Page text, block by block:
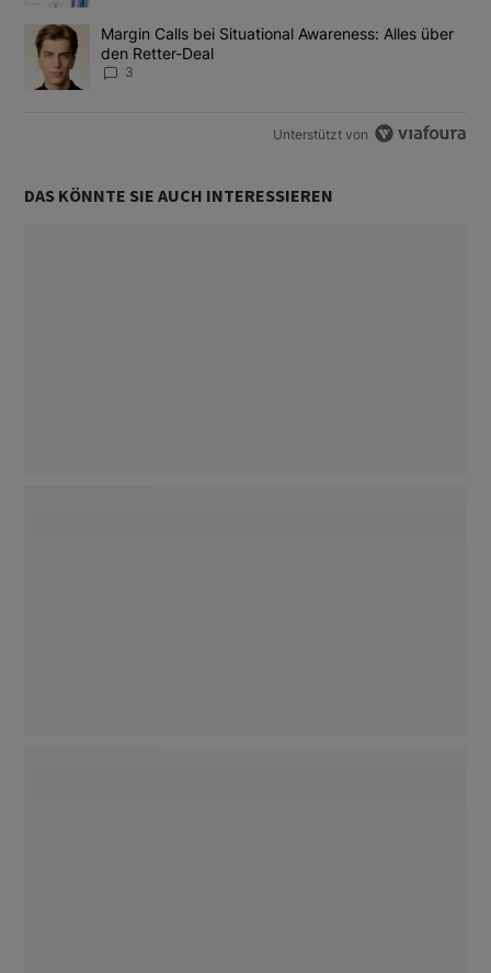
Ein Trendartikel mit dem Titel "Margin Calls bei Situational
Margin Calls bei Situational Awareness: Alles über
den Retter-Deal
3
Unterstützt von
DAS KÖNNTE SIE AUCH INTERESSIEREN